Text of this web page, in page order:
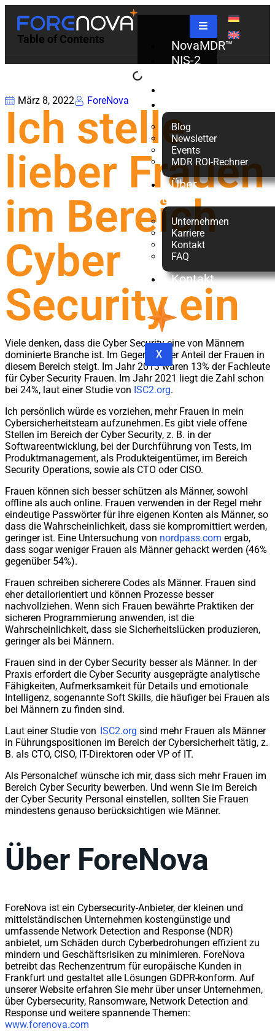
NovaMDR™
NIS-2
Blog
Newsletter
Events
MDR ROI-Rechner
Über
uns
Unternehmen
Karriere
Kontakt
FAQ
Kontakt
X
Table of Contents
März 8, 2022 ForeNova
Ich stelle
lieber Frauen
im Bereich
Cyber
Security ein
Viele denken, dass die Cyber Security eine von Männern
dominierte Branche ist. Im Gegenteil, der Anteil der Frauen in
diesem Bereich steigt. Im Jahr 2013 waren 13% der Fachleute
für Cyber Security Frauen. Im Jahr 2021 liegt die Zahl schon
bei 24%, laut einer Studie von ISC2.org.
Ich persönlich würde es vorziehen, mehr Frauen in mein
Cybersicherheitsteam aufzunehmen. Es gibt viele offene
Stellen im Bereich der Cyber Security, z. B. in der
Softwareentwicklung, bei der Durchführung von Tests, im
Produktmanagement, als Produkteigentümer, im Bereich
Security Operations, sowie als CTO oder CISO.
Frauen können sich besser schützen als Männer, sowohl
offline als auch online. Frauen verwenden in der Regel mehr
eindeutige Passwörter für ihre eigenen Konten als Männer, so
dass die Wahrscheinlichkeit, dass sie kompromittiert werden,
geringer ist. Eine Untersuchung von nordpass.com ergab,
dass sogar weniger Frauen als Männer gehackt werden (46%
gegenüber 54%).
Frauen schreiben sicherere Codes als Männer. Frauen sind
eher detailorientiert und können Prozesse besser
nachvollziehen. Wenn sich Frauen bewährte Praktiken der
sicheren Programmierung anwenden, ist die
Wahrscheinlichkeit, dass sie Sicherheitslücken produzieren,
geringer als bei Männern.
Frauen sind in der Cyber Security besser als Männer. In der
Praxis erfordert die Cyber Security ausgeprägte analytische
Fähigkeiten, Aufmerksamkeit für Details und emotionale
Intelligenz, sogenannte Soft Skills, die häufiger bei Frauen als
bei Männern zu finden sind.
Laut einer Studie von ISC2.org sind mehr Frauen als Männer
in Führungspositionen im Bereich der Cybersicherheit tätig, z.
B. als CTO, CISO, IT-Direktoren oder VP of IT.
Als Personalchef wünsche ich mir, dass sich mehr Frauen im
Bereich Cyber Security bewerben. Und wenn Sie im Bereich
der Cyber Security Personal einstellen, sollten Sie Frauen
mindestens genauso berücksichtigen wie Männer.
Über ForeNova
ForeNova ist ein Cybersecurity-Anbieter, der kleinen und
mittelständischen Unternehmen kostengünstige und
umfassende Network Detection and Response (NDR)
anbietet, um Schäden durch Cyberbedrohungen effizient zu
mindern und Geschäftsrisiken zu minimieren. ForeNova
betreibt das Rechenzentrum für europäische Kunden in
Frankfurt und gestaltet alle Lösungen GDPR-konform. Auf
unserer Website erfahren Sie mehr über unser Unternehmen,
über Cybersecurity, Ransomware, Network Detection and
Response und weitere spannende Themen:
www.forenova.com